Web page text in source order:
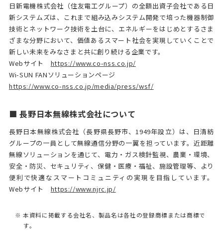
日新電機株式会社（住友電工グループ）の全額出資子会社である日
新システムズは、これまで組み込みシステム開発で培った機器制御
技術とネットワーク技術を土台に、エネルギーをはじめとするさま
ざまな分野において、価値あるスマート社会を実現していくことで
新しい未来をみなさまと共に創り続ける企業です。
Webサイト https://www.co-nss.co.jp/
Wi-SUN FANソリューションページ
https://www.co-nss.co.jp/media/press/wsf/
■ 長野日本無線株式会社について
長野日本無線株式会社（長野県長野市、1949年設立）は、日清紡
グループの一員として無線通信分野の一翼を担っています。近距離
無線ソリューションを通じて、電力・ガス検針監視、農業・環境、
安全・防災、セキュリティ、保健・医療・福祉、施設管理等、より
便利で快適なスマートコミュニティの実現を目指しています。
Webサイト https://www.njrc.jp/
※ 本資料に掲載する会社名、製品名は各社の登録商標または商標で
す。